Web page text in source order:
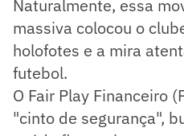
Naturalmente, essa
massiva colocou o
holofotes e a mira
futebol.
O Fair Play Financeiro
"cinto de segurança",